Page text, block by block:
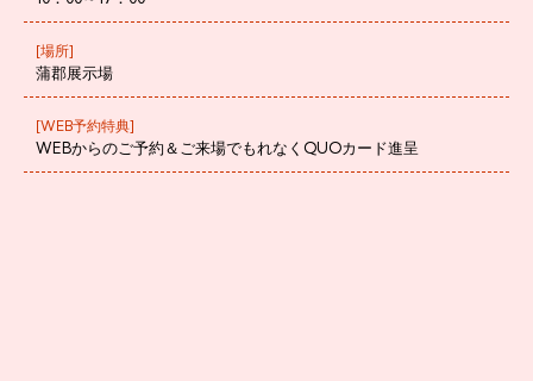
[場所]
蒲郡展示場
[WEB予約特典]
WEBからのご予約＆ご来場でもれなくQUOカード進呈